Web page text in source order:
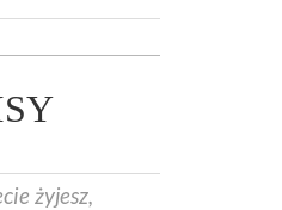
żyjesz,